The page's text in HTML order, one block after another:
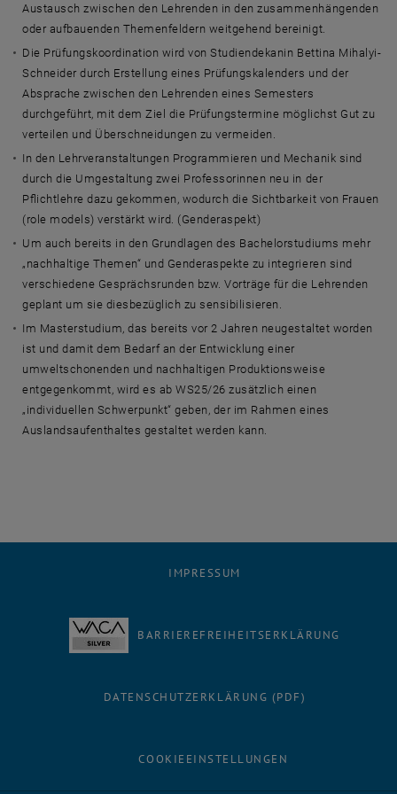
Austausch zwischen den Lehrenden in den zusammenhängenden
oder aufbauenden Themenfeldern weitgehend bereinigt.
Die Prüfungskoordination wird von Studiendekanin Bettina Mihalyi-
Schneider durch Erstellung eines Prüfungskalenders und der
Absprache zwischen den Lehrenden eines Semesters
durchgeführt, mit dem Ziel die Prüfungstermine möglichst Gut zu
verteilen und Überschneidungen zu vermeiden.
In den Lehrveranstaltungen Programmieren und Mechanik sind
durch die Umgestaltung zwei Professorinnen neu in der
Pflichtlehre dazu gekommen, wodurch die Sichtbarkeit von Frauen
(role models) verstärkt wird. (Genderaspekt)
Um auch bereits in den Grundlagen des Bachelorstudiums mehr
„nachhaltige Themen“ und Genderaspekte zu integrieren sind
verschiedene Gesprächsrunden bzw. Vorträge für die Lehrenden
geplant um sie diesbezüglich zu sensibilisieren.
Im Masterstudium, das bereits vor 2 Jahren neugestaltet worden
ist und damit dem Bedarf an der Entwicklung einer
umweltschonenden und nachhaltigen Produktionsweise
entgegenkommt, wird es ab WS25/26 zusätzlich einen
„individuellen Schwerpunkt“ geben, der im Rahmen eines
Auslandsaufenthaltes gestaltet werden kann.
IMPRESSUM
BARRIEREFREIHEITSERKLÄRUNG
DATENSCHUTZERKLÄRUNG (PDF)
COOKIEEINSTELLUNGEN